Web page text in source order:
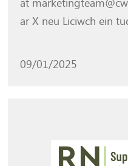
at
ar X neu Liciwch ein
09/01/2025